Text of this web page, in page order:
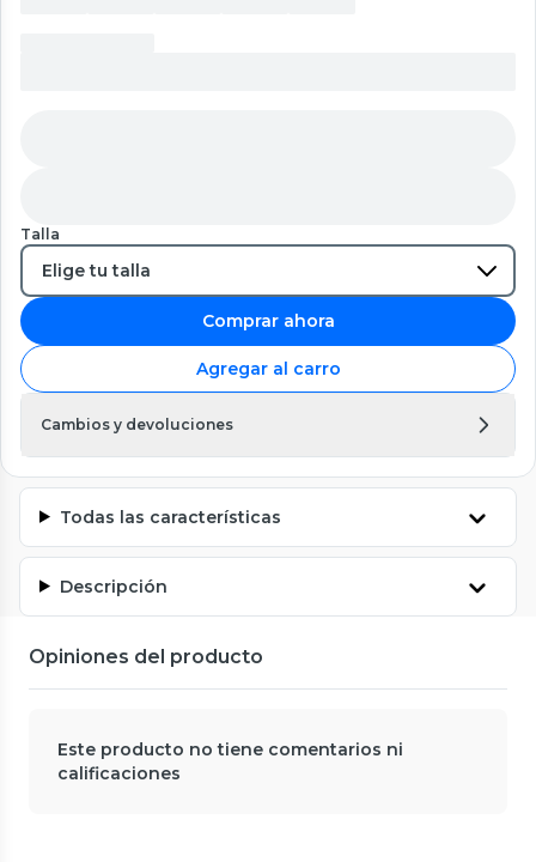
Talla
Comprar ahora
Agregar al carro
Cambios y devoluciones
Todas las características
Descripción
Opiniones del producto
Este producto no tiene comentarios ni
calificaciones